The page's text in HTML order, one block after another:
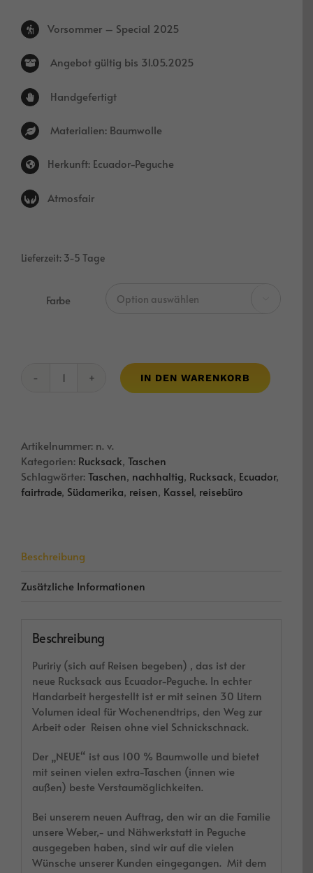
Vorsommer – Special 2025
Angebot gültig bis 31.05.2025
Handgefertigt
Materialien: Baumwolle
Herkunft: Ecuador-Peguche
Atmosfair
Lieferzeit: 3-5 Tage
Farbe
Rucksack
IN DEN WARENKORB
Artikelnummer: n. v.
Kategorien: Rucksack, Taschen
Schlagwörter:Taschen, nachhaltig, Rucksack, Ecuador,
fairtrade, Südamerika, reisen, Kassel, reisebüro
Beschreibung
Zusätzliche Informationen
Beschreibung
Puririy (sich auf Reisen begeben) , das ist der
neue Rucksack aus Ecuador-Peguche. In echter
Handarbeit hergestellt ist er mit seinen 30 Litern
Volumen ideal für Wochenendtrips, den Weg zur
Arbeit oder Reisen ohne viel Schnickschnack.
Der „NEUE“ ist aus 100 % Baumwolle und bietet
mit seinen vielen extra-Taschen (innen wie
außen) beste Verstaumöglichkeiten.
Bei unserem neuen Auftrag, den wir an die Familie
unsere Weber,- und Nähwerkstatt in Peguche
ausgegeben haben, sind wir auf die vielen
Wünsche unserer Kunden eingegangen. Mit dem